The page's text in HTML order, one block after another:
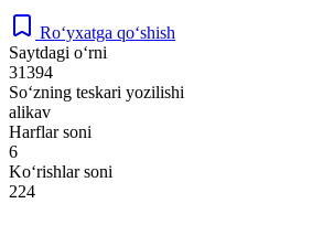
Ro‘yxatga qo‘shish
Saytdagi o‘rni
31394
So‘zning teskari yozilishi
alikav
Harflar soni
6
Ko‘rishlar soni
224